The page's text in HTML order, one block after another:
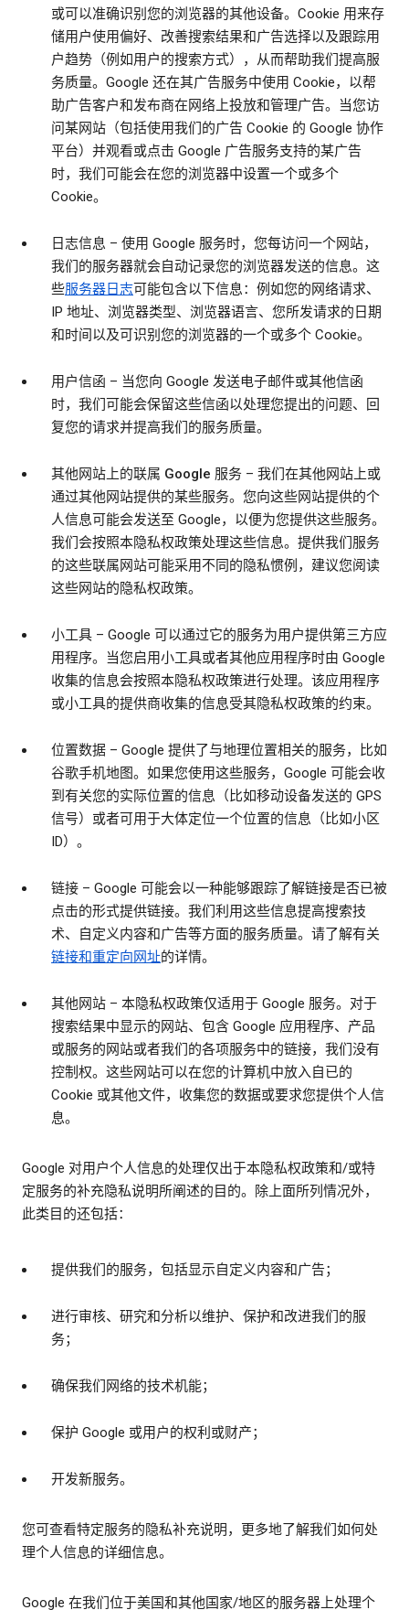
或可以准确识别您的浏览器的其他设备。Cookie 用来存
储用户使用偏好、改善搜索结果和广告选择以及跟踪用
户趋势（例如用户的搜索方式），从而帮助我们提高服
务质量。Google 还在其广告服务中使用 Cookie，以帮
助广告客户和发布商在网络上投放和管理广告。当您访
问某网站（包括使用我们的广告 Cookie 的 Google 协作
平台）并观看或点击 Google 广告服务支持的某广告
时，我们可能会在您的浏览器中设置一个或多个
Cookie。
日志信息 – 使用 Google 服务时，您每访问一个网站，
我们的服务器就会自动记录您的浏览器发送的信息。这
些服务器日志可能包含以下信息：例如您的网络请求、
IP 地址、浏览器类型、浏览器语言、您所发请求的日期
和时间以及可识别您的浏览器的一个或多个 Cookie。
用户信函 – 当您向 Google 发送电子邮件或其他信函
时，我们可能会保留这些信函以处理您提出的问题、回
复您的请求并提高我们的服务质量。
其他网站上的联属 Google 服务 – 我们在其他网站上或
通过其他网站提供的某些服务。您向这些网站提供的个
人信息可能会发送至 Google，以便为您提供这些服务。
我们会按照本隐私权政策处理这些信息。提供我们服务
的这些联属网站可能采用不同的隐私惯例，建议您阅读
这些网站的隐私权政策。
小工具 – Google 可以通过它的服务为用户提供第三方应
用程序。当您启用小工具或者其他应用程序时由 Google
收集的信息会按照本隐私权政策进行处理。该应用程序
或小工具的提供商收集的信息受其隐私权政策的约束。
位置数据 – Google 提供了与地理位置相关的服务，比如
谷歌手机地图。如果您使用这些服务，Google 可能会收
到有关您的实际位置的信息（比如移动设备发送的 GPS
信号）或者可用于大体定位一个位置的信息（比如小区
ID）。
链接 – Google 可能会以一种能够跟踪了解链接是否已被
点击的形式提供链接。我们利用这些信息提高搜索技
术、自定义内容和广告等方面的服务质量。请了解有关
链接和重定向网址的详情。
其他网站 – 本隐私权政策仅适用于 Google 服务。对于
搜索结果中显示的网站、包含 Google 应用程序、产品
或服务的网站或者我们的各项服务中的链接，我们没有
控制权。这些网站可以在您的计算机中放入自已的
Cookie 或其他文件，收集您的数据或要求您提供个人信
息。
Google 对用户个人信息的处理仅出于本隐私权政策和/或特
定服务的补充隐私说明所阐述的目的。除上面所列情况外，
此类目的还包括：
提供我们的服务，包括显示自定义内容和广告；
进行审核、研究和分析以维护、保护和改进我们的服
务；
确保我们网络的技术机能；
保护 Google 或用户的权利或财产；
开发新服务。
您可查看特定服务的隐私补充说明，更多地了解我们如何处
理个人信息的详细信息。
Google 在我们位于美国和其他国家/地区的服务器上处理个